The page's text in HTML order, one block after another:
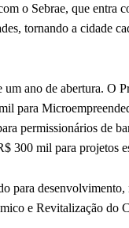
o Sebrae, que entra
tornando a cidade
ano de abertura. O
para
permissionários de
300 mil para projetos
para desenvolvimento,
e Revitalização do